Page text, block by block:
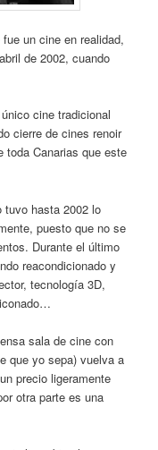
un cine en realidad,
de 2002, cuando
cine tradicional
cierre de cines renoir
Canarias que este
tuvo hasta 2002 lo
puesto que no se
Durante el último
reacondicionado y
tecnología 3D,
sala de cine con
que yo sepa) vuelva a
precio ligeramente
otra parte es una